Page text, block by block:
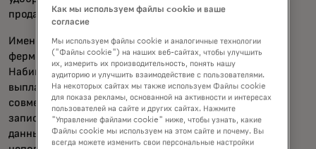
продаваемых по высокой цене.
Именно поэтому в 2011 году Салим организовал
фермеров своей деревни в кооператив под названием
Набигинго, который ведёт переговоры о повышенных
выплатах за продукцию и собирает средства на
совместное оборудование. Однако организация вела
записи на бумаге, что затрудняло отслеживание таких
данных, как общая доходность на сегодняшний день и
Как мы используем файлы cookie и ваше
согласие
Мы используем файлы cookie и аналогичные технологии
("Файлы cookie") на наших веб-сайтах, чтобы улучшить
их, измерить их производительность, понять нашу
аудиторию и улучшить взаимодействие с пользователями.
На некоторых сайтах мы также используем Файлы cookie
для показа рекламы, основанной на активности и интересах
пользователей на сайте и других сайтах. Нажмите
"Управление файлами cookie" ниже, чтобы узнать, какие
Файлы cookie мы используем на этом сайте и почему. Вы
всегда можете изменить свои персональные настройки